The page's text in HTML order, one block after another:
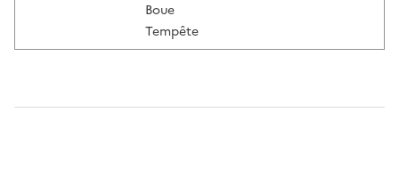
Boue
Tempête